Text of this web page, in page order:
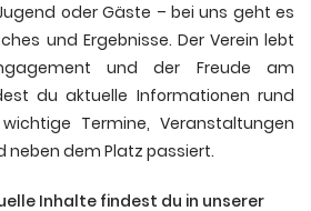
oder Gäste – bei uns geht es
und Ergebnisse. Der Verein lebt
und der Freude am
du aktuelle Informationen rund
Termine, Veranstaltungen
dem Platz passiert.
Inhalte findest du in unserer